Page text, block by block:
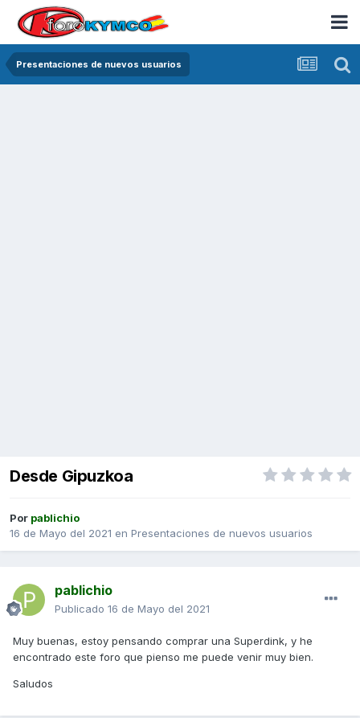
Presentaciones de nuevos usuarios
Desde Gipuzkoa
Por pablichio
16 de Mayo del 2021 en Presentaciones de nuevos usuarios
pablichio
Publicado 16 de Mayo del 2021
Muy buenas, estoy pensando comprar una Superdink, y he
encontrado este foro que pienso me puede venir muy bien.
Saludos